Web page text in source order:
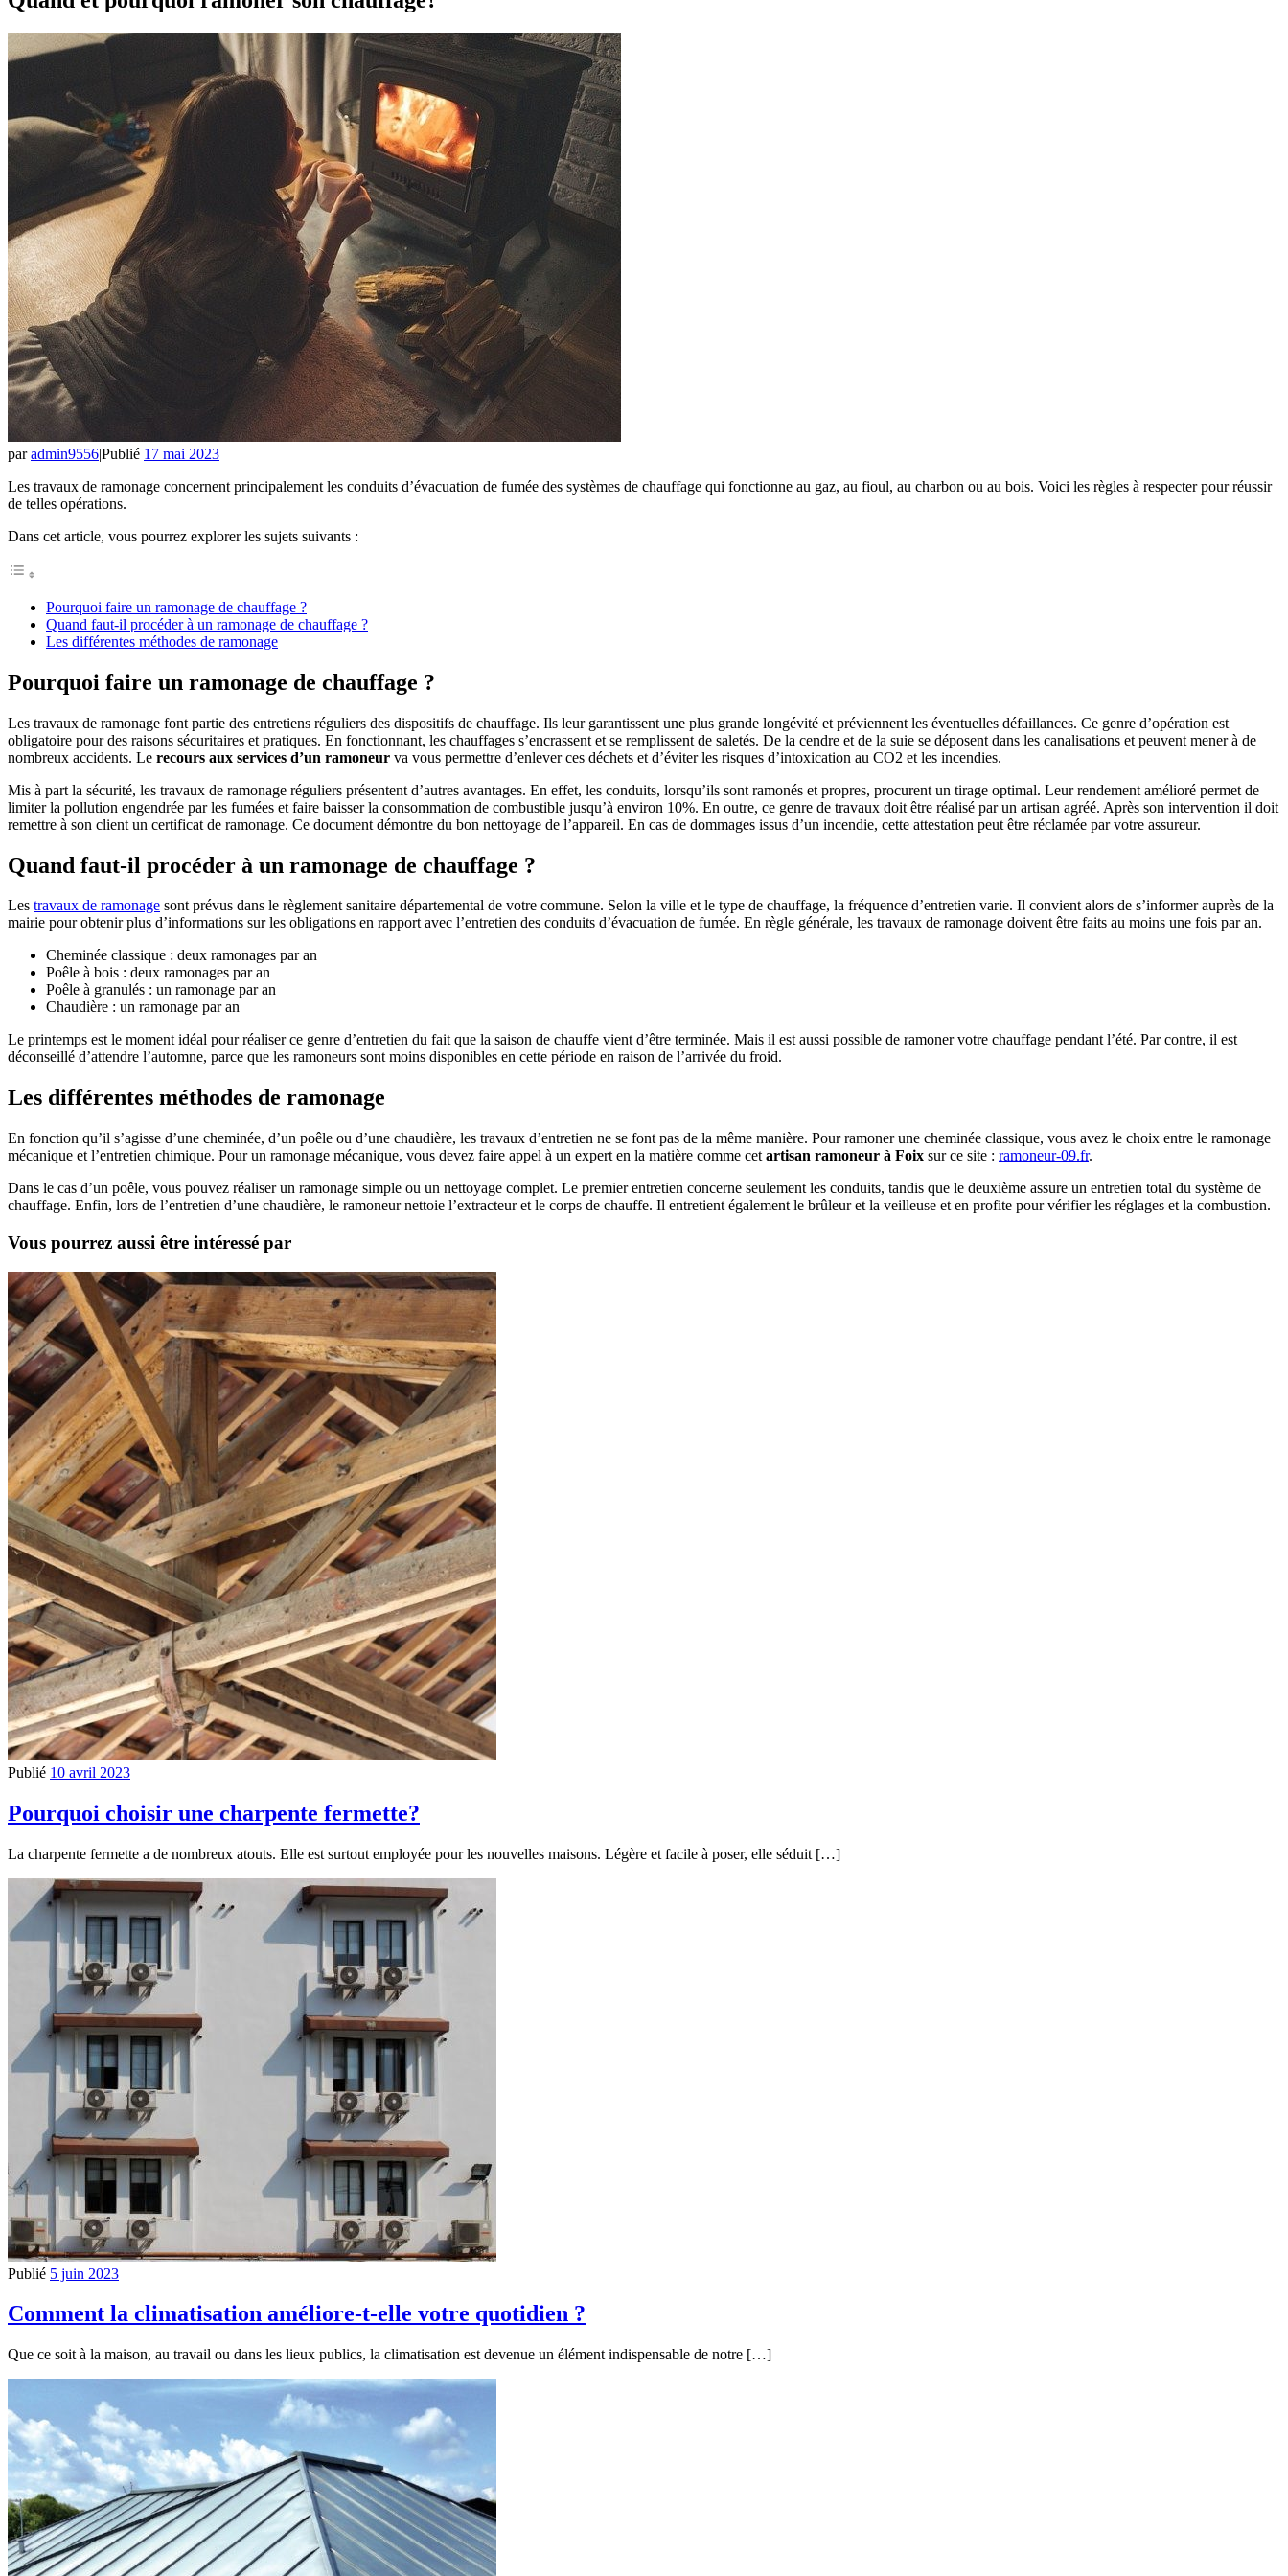
paradmin9556|Publié 17 mai 2023
Les travaux de ramonage concernent principalement les conduits d’évacuation de fumée des systèmes de chauffage qui fonctionne au gaz, au fioul, au charbon ou au bois. Voici les règles à respecter pour réussir
de telles opérations.
Dans cet article, vous pourrez explorer les sujets suivants :
Pourquoi faire un ramonage de chauffage ?
Quand faut-il procéder à un ramonage de chauffage ?
Les différentes méthodes de ramonage
Pourquoi faire un ramonage de chauffage ?
Les travaux de ramonage font partie des entretiens réguliers des dispositifs de chauffage. Ils leur garantissent une plus grande longévité et préviennent les éventuelles défaillances. Ce genre d’opération est
obligatoire pour des raisons sécuritaires et pratiques. En fonctionnant, les chauffages s’encrassent et se remplissent de saletés. De la cendre et de la suie se déposent dans les canalisations et peuvent mener à de
nombreux accidents. Le recours aux services d’un ramoneur va vous permettre d’enlever ces déchets et d’éviter les risques d’intoxication au CO2 et les incendies.
Mis à part la sécurité, les travaux de ramonage réguliers présentent d’autres avantages. En effet, les conduits, lorsqu’ils sont ramonés et propres, procurent un tirage optimal. Leur rendement amélioré permet de
limiter la pollution engendrée par les fumées et faire baisser la consommation de combustible jusqu’à environ 10%. En outre, ce genre de travaux doit être réalisé par un artisan agréé. Après son intervention il doit
remettre à son client un certificat de ramonage. Ce document démontre du bon nettoyage de l’appareil. En cas de dommages issus d’un incendie, cette attestation peut être réclamée par votre assureur.
Quand faut-il procéder à un ramonage de chauffage ?
Les travaux de ramonage sont prévus dans le règlement sanitaire départemental de votre commune. Selon la ville et le type de chauffage, la fréquence d’entretien varie. Il convient alors de s’informer auprès de la
mairie pour obtenir plus d’informations sur les obligations en rapport avec l’entretien des conduits d’évacuation de fumée. En règle générale, les travaux de ramonage doivent être faits au moins une fois par an.
Cheminée classique : deux ramonages par an
Poêle à bois : deux ramonages par an
Poêle à granulés : un ramonage par an
Chaudière : un ramonage par an
Le printemps est le moment idéal pour réaliser ce genre d’entretien du fait que la saison de chauffe vient d’être terminée. Mais il est aussi possible de ramoner votre chauffage pendant l’été. Par contre, il est
déconseillé d’attendre l’automne, parce que les ramoneurs sont moins disponibles en cette période en raison de l’arrivée du froid.
Les différentes méthodes de ramonage
En fonction qu’il s’agisse d’une cheminée, d’un poêle ou d’une chaudière, les travaux d’entretien ne se font pas de la même manière. Pour ramoner une cheminée classique, vous avez le choix entre le ramonage
mécanique et l’entretien chimique. Pour un ramonage mécanique, vous devez faire appel à un expert en la matière comme cet artisan ramoneur à Foix sur ce site : ramoneur-09.fr.
Dans le cas d’un poêle, vous pouvez réaliser un ramonage simple ou un nettoyage complet. Le premier entretien concerne seulement les conduits, tandis que le deuxième assure un entretien total du système de
chauffage. Enfin, lors de l’entretien d’une chaudière, le ramoneur nettoie l’extracteur et le corps de chauffe. Il entretient également le brûleur et la veilleuse et en profite pour vérifier les réglages et la combustion.
Vous pourrez aussi être intéressé par
Publié 10 avril 2023
Pourquoi choisir une charpente fermette?
La charpente fermette a de nombreux atouts. Elle est surtout employée pour les nouvelles maisons. Légère et facile à poser, elle séduit […]
Publié 5 juin 2023
Comment la climatisation améliore-t-elle votre quotidien ?
Que ce soit à la maison, au travail ou dans les lieux publics, la climatisation est devenue un élément indispensable de notre […]